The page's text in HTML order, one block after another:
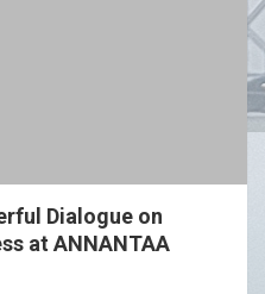
Dialogue on
at ANNANTAA